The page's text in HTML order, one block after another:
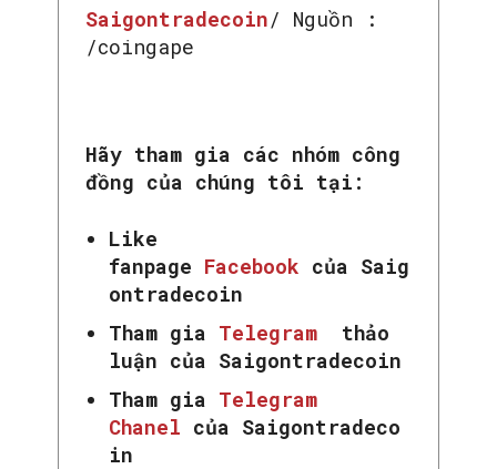
Saigontradecoin/ Nguồn :
/coingape
Hãy tham gia các nhóm công
đồng của chúng tôi tại:
Like
fanpage Facebook của Saig
ontradecoin
Tham gia Telegram
thảo
luận của Saigontradecoin
Tham gia Telegram
Chanel của Saigontradeco
in